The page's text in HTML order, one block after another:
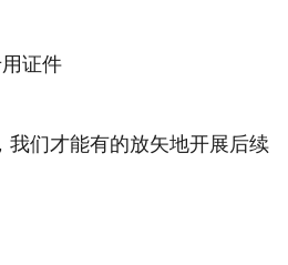
证件
我们才能有的放矢地开展后续